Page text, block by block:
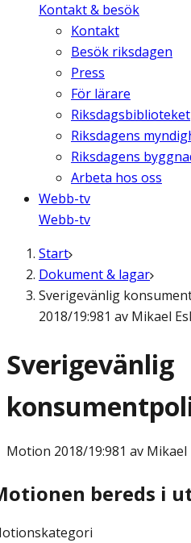
Kontakt & besök
Kontakt
Besök riksdagen
Press
För lärare
Riksdagsbiblioteket
Riksdagens
Riksdagens
Arbeta hos oss
Webb-tv
Webb-tv
Start
Dokument & lagar
Sverigevänlig
2018/19:981 av Mikael
Sverigevänlig
Motion 2018/19:981 av
bereds i